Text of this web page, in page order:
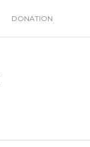
DONATION